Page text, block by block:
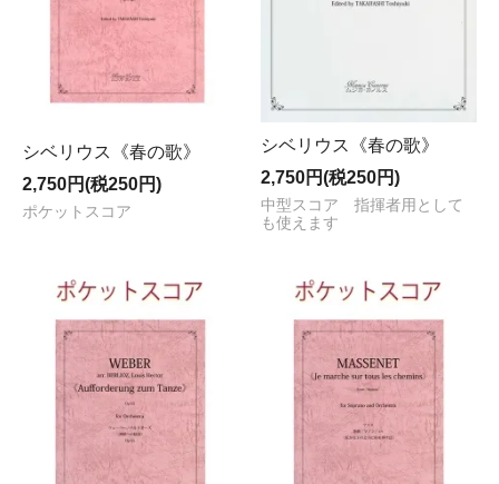
シベリウス《春の歌》
2,750円(税250円)
ポケットスコア
シベリウス《春の歌》
2,750円(税250円)
中型スコア 指揮者用として
も使えます